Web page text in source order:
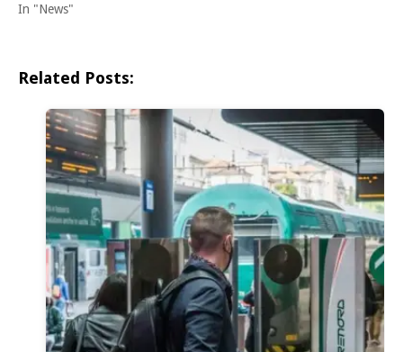
In "News"
Related Posts: